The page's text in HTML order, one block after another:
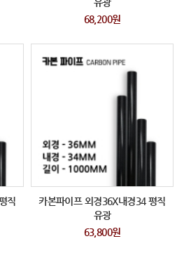
68,200원
직
카본파이프 외경36X내경34 평직
유광
63,800원